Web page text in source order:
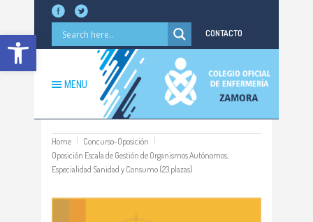
Abrir barra de herramientas CONTACTO
MENU
Home
Concurso-Oposición
Oposición Escala de Gestión de Organismos Autónomos,
Especialidad Sanidad y Consumo (23 plazas)